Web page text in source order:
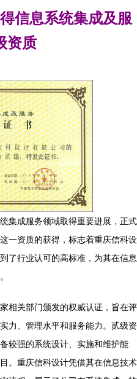
信息系统集成及服
资质
集成服务领域取得重要进展，正式
一资质的获得，标志着重庆信科设
了行业认可的高标准，为其在信息
相关部门颁发的权威认证，旨在评
力、管理水平和服务能力。贰级资
较强的系统设计、实施和维护能
。重庆信科设计凭借其在信息技术